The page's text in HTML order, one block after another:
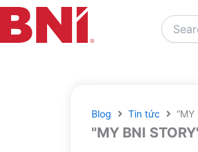
Search
…
Blog Tin tức
"MY BNI